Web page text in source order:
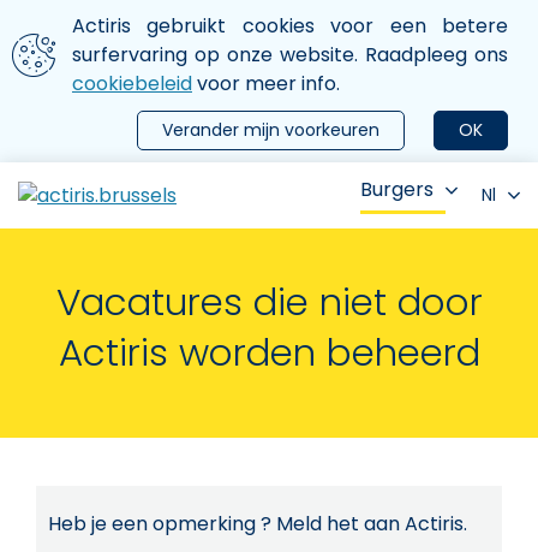
Aller au contenu principal
We gebruiken cookies
Actiris gebruikt cookies voor een betere
surfervaring op onze website. Raadpleeg ons
cookiebeleidvoor meer info.
OK
Verander mijn voorkeuren
le menu
Burgers Nl
Vacatures die niet door
Actiris worden beheerd
Heb je een opmerking ? Meld het aan Actiris.